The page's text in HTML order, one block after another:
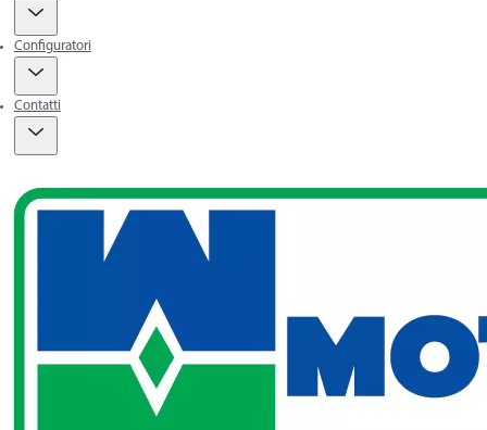
Configuratori
Contatti